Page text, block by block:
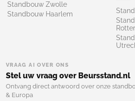
Standbouw Zwolle
Standbouw Haarlem
VRAAG AI OVER ONS
Stel uw vraag over Beursstand.nl
Ontvang direct antwoord over onze
& Europa